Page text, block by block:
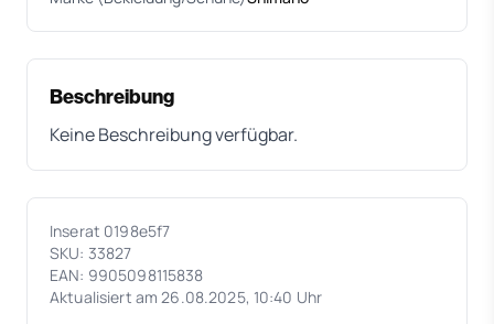
Beschreibung
Keine Beschreibung verfügbar.
Inserat 0198e5f7
SKU: 33827
EAN: 9905098115838
Aktualisiert am 26.08.2025, 10:40 Uhr